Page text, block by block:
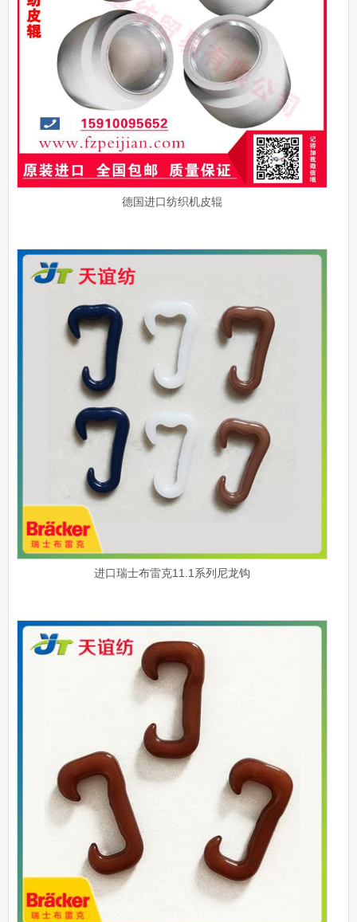
德国进口纺织机皮辊
进口瑞士布雷克11.1系列尼龙钩